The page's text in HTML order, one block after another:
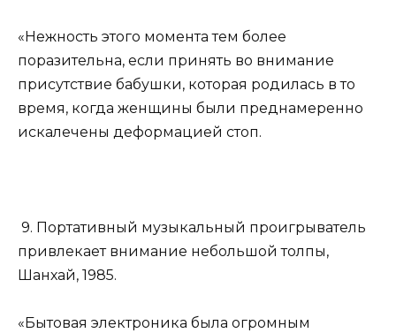
«Нежность этого момента тем более
поразительна, если принять во внимание
присутствие бабушки, которая родилась в то
время, когда женщины были преднамеренно
искалечены деформацией стоп.
9. Портативный музыкальный проигрыватель
привлекает внимание небольшой толпы,
Шанхай, 1985.
«Бытовая электроника была огромным